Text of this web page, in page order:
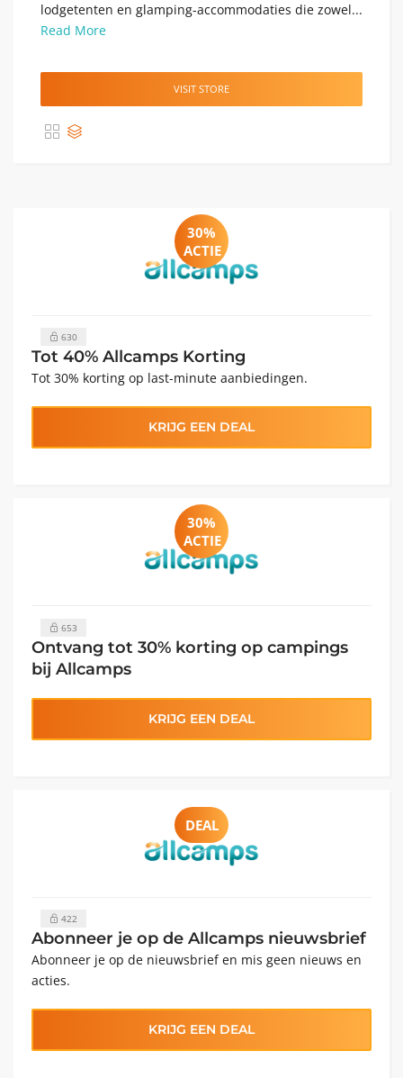
lodgetenten en glamping-accommodaties die zowel...
Read More
VISIT STORE
30%
ACTIE
630
Tot 40% Allcamps Korting
Tot 30% korting op last-minute aanbiedingen.
KRIJG EEN DEAL
30%
ACTIE
653
Ontvang tot 30% korting op campings
bij Allcamps
KRIJG EEN DEAL
DEAL
422
Abonneer je op de Allcamps nieuwsbrief
Abonneer je op de nieuwsbrief en mis geen nieuws en
acties.
KRIJG EEN DEAL